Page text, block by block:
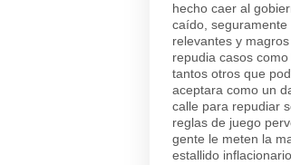
hecho caer al
caído,
relevantes y
repudia casos
tantos otros que
aceptara como un
calle para repudiar
reglas de juego
gente le meten la
estallido inflacionario.